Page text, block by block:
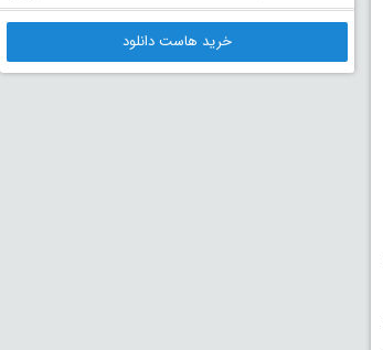
خرید هاست دانلود